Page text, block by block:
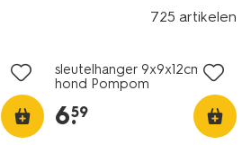
725 artikelen
sleutelhanger 9x9x12cm
hond Pompom
6.
59